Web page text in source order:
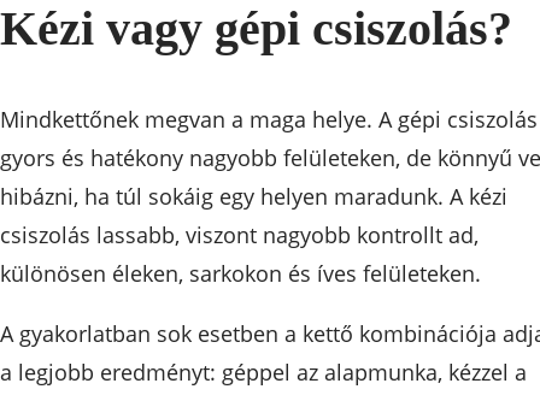
Kézi vagy gépi csiszolás?
Mindkettőnek megvan a maga helye. A gépi csiszolás
gyors és hatékony nagyobb felületeken, de könnyű
hibázni, ha túl sokáig egy helyen maradunk. A kézi
csiszolás lassabb, viszont nagyobb kontrollt ad,
különösen éleken, sarkokon és íves felületeken.
A gyakorlatban sok esetben a kettő kombinációja
a legjobb eredményt: géppel az alapmunka, kézzel a